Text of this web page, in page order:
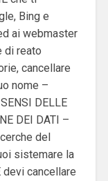
Bing e
ai webmaster
di reato
cancellare
nome –
DELLE
DEI DATI –
del
sistemare la
devi cancellare